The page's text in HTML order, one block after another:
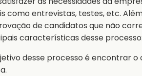
como entrevistas, testes, etc.
de candidatos que não
características desse processo:
desse processo é encontrar